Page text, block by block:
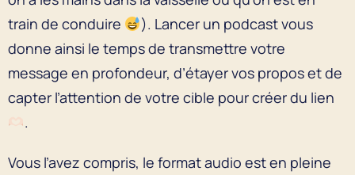
train de conduire
). Lancer un podcast vous
donne ainsi le temps de transmettre votre
message en profondeur, d’étayer vos propos et de
capter l’attention de votre cible pour créer du lien
.
Vous l’avez compris, le format audio est en pleine